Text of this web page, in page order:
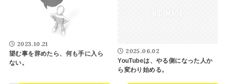
2023.10.21
望む事を辞めたら、何も手に入ら
ない。
2025.06.02
YouTubeは、やる側になった人か
ら変わり始める。